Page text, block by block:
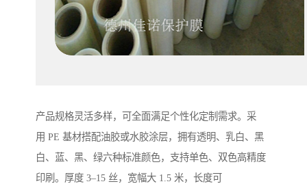
产品规格灵活多样，可全面满足个性化定制需求。采
用 PE 基材搭配油胶或水胶涂层，拥有透明、乳白、黑
白、蓝、黑、绿六种标准颜色，支持单色、双色高精度
印刷。厚度 3–15 丝，宽幅大 1.5 米，长度可